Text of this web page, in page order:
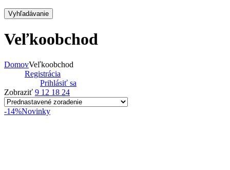
Vyhľadávanie
Veľkoobchod
DomovVeľkoobchod
Registrácia
Prihlásiť sa
Zobraziť 9 12 18 24
-14%Novinky